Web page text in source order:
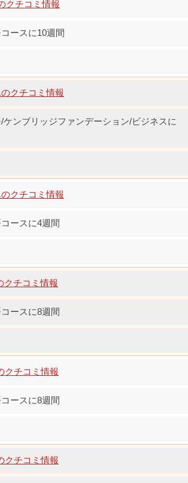
クチコミ情報
ースに10週間
クチコミ情報
ケンブリッジファンデーション/ビジネスに
クチコミ情報
ースに4週間
クチコミ情報
ースに8週間
クチコミ情報
ースに8週間
クチコミ情報